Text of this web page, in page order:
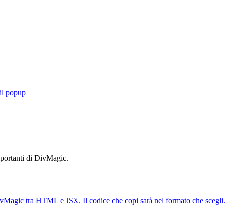
popup
di DivMagic.
tra HTML e JSX. Il codice che copi sarà nel formato che scegli.